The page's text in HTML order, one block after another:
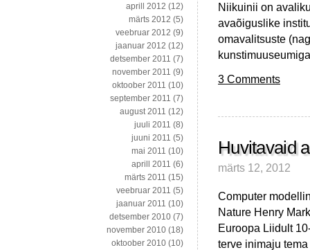
Niikuinii on
avaõiguslike
omavalitsuste
3 Comments
Huvitavaid
märts 12, 2012
Computer
Nature Henry
Euroopa Liidult
terve inimaju
aprill 2012 (12)
märts 2012 (5)
veebruar 2012 (9)
jaanuar 2012 (12)
detsember 2011 (7)
november 2011 (9)
oktoober 2011 (10)
september 2011 (7)
august 2011 (12)
juuli 2011 (8)
juuni 2011 (5)
mai 2011 (10)
aprill 2011 (6)
märts 2011 (15)
veebruar 2011 (5)
jaanuar 2011 (10)
detsember 2010 (7)
november 2010 (18)
oktoober 2010 (10)